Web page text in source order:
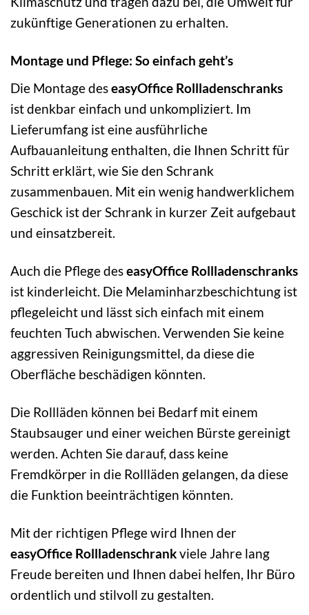
zukünftige Generationen zu erhalten.
Montage und Pflege: So einfach geht’s
Die Montage deseasyOffice Rollladenschranks
ist denkbar einfach und unkompliziert. Im
Lieferumfang ist eine ausführliche
Aufbauanleitung enthalten, die Ihnen Schritt für
Schritt erklärt, wie Sie den Schrank
zusammenbauen. Mit ein wenig handwerklichem
Geschick ist der Schrank in kurzer Zeit aufgebaut
und einsatzbereit.
Auch die Pflege deseasyOffice Rollladenschranks
ist kinderleicht. Die Melaminharzbeschichtung ist
pflegeleicht und lässt sich einfach mit einem
feuchten Tuch abwischen. Verwenden Sie keine
aggressiven Reinigungsmittel, da diese die
Oberfläche beschädigen könnten.
Die Rollläden können bei Bedarf mit einem
Staubsauger und einer weichen Bürste gereinigt
werden. Achten Sie darauf, dass keine
Fremdkörper in die Rollläden gelangen, da diese
die Funktion beeinträchtigen könnten.
Mit der richtigen Pflege wird Ihnen der
easyOffice Rollladenschrankviele Jahre lang
Freude bereiten und Ihnen dabei helfen, Ihr Büro
ordentlich und stilvoll zu gestalten.